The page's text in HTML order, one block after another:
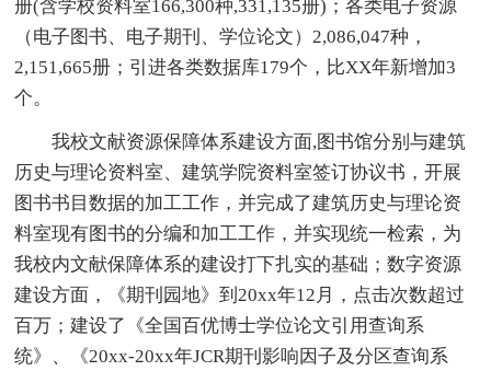
册(含学校资料室166,300种,331,135册)；各类电子资源
（电子图书、电子期刊、学位论文）2,086,047种，
2,151,665册；引进各类数据库179个，比XX年新增加3
个。
我校文献资源保障体系建设方面,图书馆分别与建筑
历史与理论资料室、建筑学院资料室签订协议书，开展
图书书目数据的加工工作，并完成了建筑历史与理论资
料室现有图书的分编和加工工作，并实现统一检索，为
我校内文献保障体系的建设打下扎实的基础；数字资源
建设方面，《期刊园地》到20xx年12月，点击次数超过
百万；建设了《全国百优博士学位论文引用查询系
统》、《20xx-20xx年JCR期刊影响因子及分区查询系